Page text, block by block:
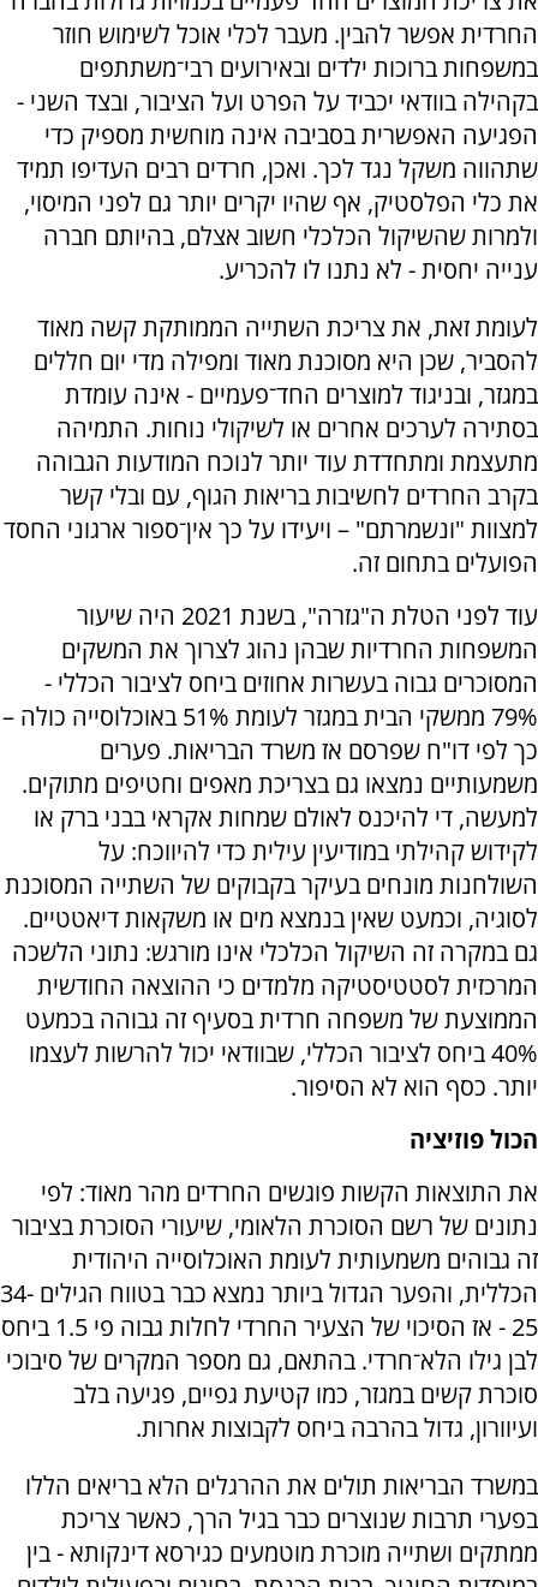
החרדית אפשר להבין. מעבר לכלי אוכל לשימוש חוזר
במשפחות ברוכות ילדים ובאירועים רבי־משתתפים
בקהילה בוודאי יכביד על הפרט ועל הציבור, ובצד השני -
הפגיעה האפשרית בסביבה אינה מוחשית מספיק כדי
שתהווה משקל נגד לכך. ואכן, חרדים רבים העדיפו תמיד
את כלי הפלסטיק, אף שהיו יקרים יותר גם לפני המיסוי,
ולמרות שהשיקול הכלכלי חשוב אצלם, בהיותם חברה
ענייה יחסית - לא נתנו לו להכריע.
לעומת זאת, את צריכת השתייה הממותקת קשה מאוד
להסביר, שכן היא מסוכנת מאוד ומפילה מדי יום חללים
במגזר, ובניגוד למוצרים החד־פעמיים - אינה עומדת
בסתירה לערכים אחרים או לשיקולי נוחות. התמיהה
מתעצמת ומתחדדת עוד יותר לנוכח המודעות הגבוהה
בקרב החרדים לחשיבות בריאות הגוף, עם ובלי קשר
למצוות "ונשמרתם" – ויעידו על כך אין־ספור ארגוני החסד
הפועלים בתחום זה.
עוד לפני הטלת ה"גזרה", בשנת 2021 היה שיעור
המשפחות החרדיות שבהן נהוג לצרוך את המשקים
המסוכרים גבוה בעשרות אחוזים ביחס לציבור הכללי -
79% ממשקי הבית במגזר לעומת 51% באוכלוסייה כולה –
כך לפי דו"ח שפרסם אז משרד הבריאות. פערים
משמעותיים נמצאו גם בצריכת מאפים וחטיפים מתוקים.
למעשה, די להיכנס לאולם שמחות אקראי בבני ברק או
לקידוש קהילתי במודיעין עילית כדי להיווכח: על
השולחנות מונחים בעיקר בקבוקים של השתייה המסוכנת
לסוגיה, וכמעט שאין בנמצא מים או משקאות דיאטטיים.
גם במקרה זה השיקול הכלכלי אינו מורגש: נתוני הלשכה
המרכזית לסטטיסטיקה מלמדים כי ההוצאה החודשית
הממוצעת של משפחה חרדית בסעיף זה גבוהה בכמעט
40% ביחס לציבור הכללי, שבוודאי יכול להרשות לעצמו
יותר. כסף הוא לא הסיפור.
הכול פוזיציה
את התוצאות הקשות פוגשים החרדים מהר מאוד: לפי
נתונים של רשם הסוכרת הלאומי, שיעורי הסוכרת בציבור
זה גבוהים משמעותית לעומת האוכלוסייה היהודית
הכללית, והפער הגדול ביותר נמצא כבר בטווח הגילים 34-
25 - אז הסיכוי של הצעיר החרדי לחלות גבוה פי 1.5 ביחס
לבן גילו הלא־חרדי. בהתאם, גם מספר המקרים של סיבוכי
סוכרת קשים במגזר, כמו קטיעת גפיים, פגיעה בלב
ועיוורון, גדול בהרבה ביחס לקבוצות אחרות.
במשרד הבריאות תולים את ההרגלים הלא בריאים הללו
בפערי תרבות שנוצרים כבר בגיל הרך, כאשר צריכת
ממתקים ושתייה מוכרת מוטמעים כגירסא דינקותא - בין